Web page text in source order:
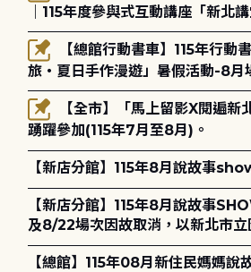
｜115年度參與式互動講座「新北
場！
旅・夏日手作漫遊」暑假活動-8月
報名
踴躍參加(115年7月至8月)。
【新店分館】115年8月說故事
【新店分館】115年8月說故事
及8/22場次因故取消，以新北市立
主)
【總館】115年08月新住民媽媽說